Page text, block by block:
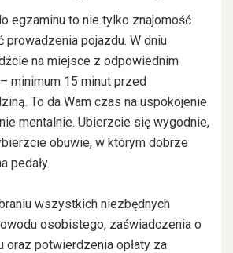
egzaminu to nie tylko znajomość
prowadzenia pojazdu. W dniu
na miejsce z odpowiednim
minimum 15 minut przed
To da Wam czas na uspokojenie
mentalnie. Ubierzcie się wygodnie,
obuwie, w którym dobrze
pedały.
wszystkich niezbędnych
osobistego, zaświadczenia o
oraz potwierdzenia opłaty za